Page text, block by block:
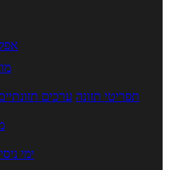
תפריטי תזונה ערכים
5 ימי